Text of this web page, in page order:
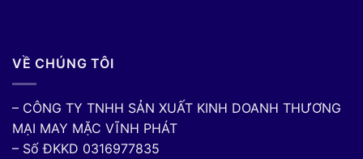
VỀ CHÚNG TÔI
– CÔNG TY TNHH SẢN XUẤT KINH DOANH THƯƠNG
MẠI MAY MẶC VĨNH PHÁT
– Số ĐKKD 0316977835